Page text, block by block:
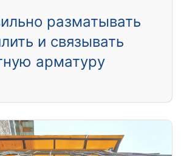
разматывать
и связывать
арматуру